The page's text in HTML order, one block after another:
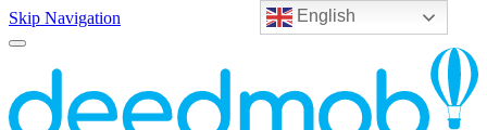
English
Skip Navigation